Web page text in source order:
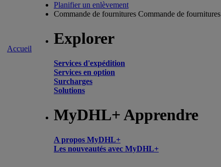
Accueil
Planifier un enlèvement
Commande de fournitures Commande de fournitures
Explorer
Services d'expédition
Services en option
Surcharges
Solutions
MyDHL+ Apprendre
A propos MyDHL+
Les nouveautés avec MyDHL+